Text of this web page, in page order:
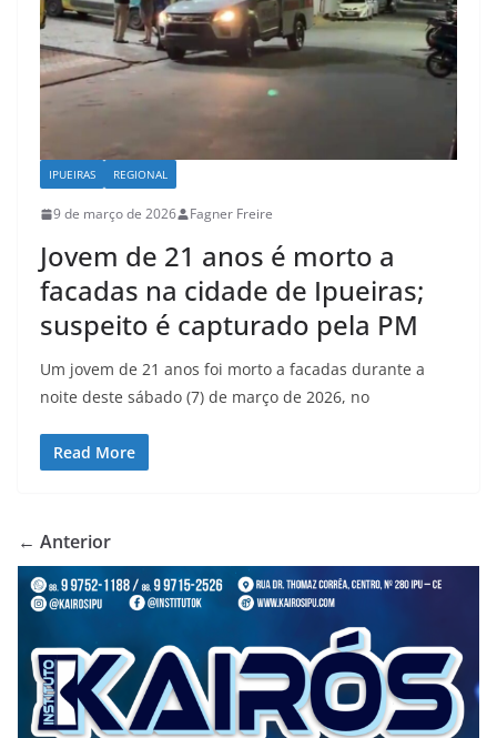
IPUEIRAS REGIONAL
9 de março de 2026 Fagner Freire
Jovem de 21 anos é morto a
facadas na cidade de Ipueiras;
suspeito é capturado pela PM
Um jovem de 21 anos foi morto a facadas durante a
noite deste sábado (7) de março de 2026, no
Read More
← Anterior